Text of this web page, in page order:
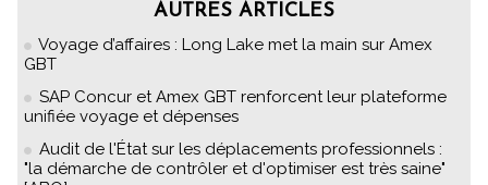
AUTRES ARTICLES
Voyage d’affaires : Long Lake met la main sur Amex
GBT
SAP Concur et Amex GBT renforcent leur plateforme
unifiée voyage et dépenses
Audit de l'État sur les déplacements professionnels :
"la démarche de contrôler et d'optimiser est très saine"